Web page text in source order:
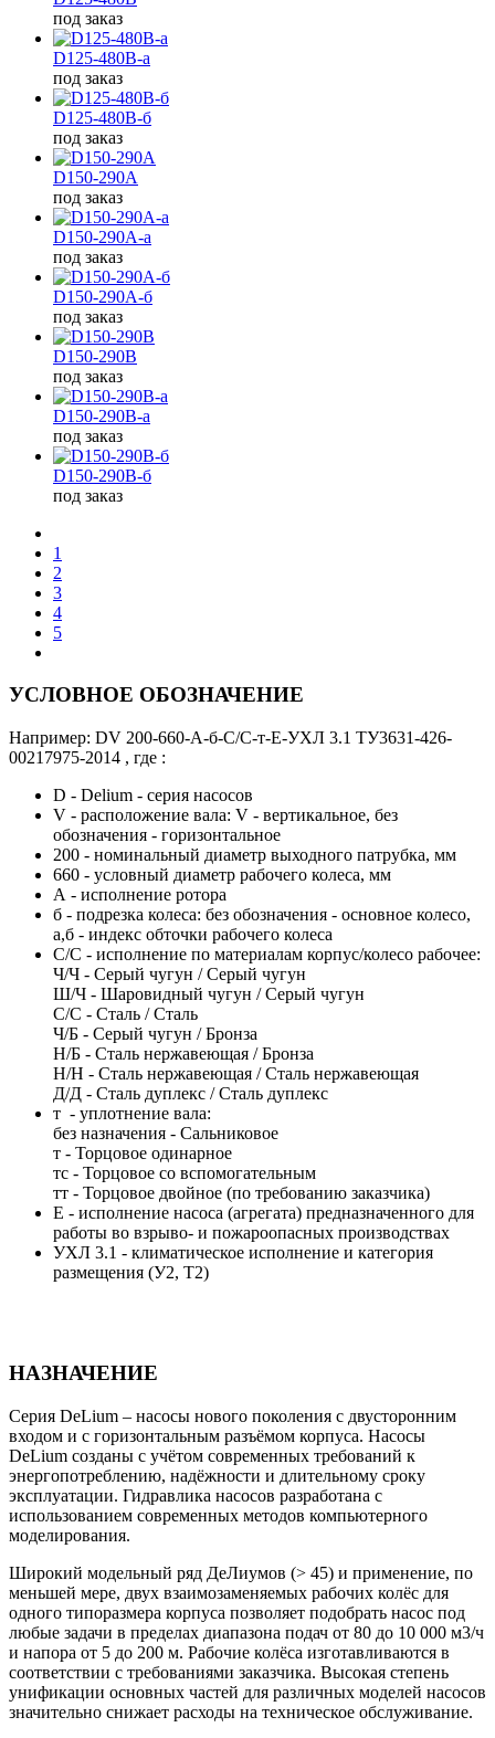
под заказ
D125-480B-а
под заказ
D125-480B-б
под заказ
D150-290A
под заказ
D150-290A-а
под заказ
D150-290A-б
под заказ
D150-290B
под заказ
D150-290B-а
под заказ
D150-290B-б
под заказ
1
2
3
4
5
УСЛОВНОЕ ОБОЗНАЧЕНИЕ
Например: DV 200-660-A-б-С/С-т-Е-УХЛ 3.1 ТУ3631-426-
00217975-2014 , где :
D - Delium - серия насосов
V - расположение вала: V - вертикальное, без
обозначения - горизонтальное
200 - номинальный диаметр выходного патрубка, мм
660 - условный диаметр рабочего колеса, мм
А - исполнение ротора
б - подрезка колеса: без обозначения - основное колесо,
а,б - индекс обточки рабочего колеса
С/С - исполнение по материалам корпус/колесо рабочее:
Ч/Ч - Серый чугун / Серый чугун
Ш/Ч - Шаровидный чугун / Серый чугун
С/С - Сталь / Сталь
Ч/Б - Серый чугун / Бронза
Н/Б - Сталь нержавеющая / Бронза
Н/Н - Сталь нержавеющая / Сталь нержавеющая
Д/Д - Сталь дуплекс / Сталь дуплекс
т - уплотнение вала:
без назначения - Cальниковое
т - Торцовое одинарное
тс - Торцовое со вспомогательным
тт - Торцовое двойное (по требованию заказчика)
Е - исполнение насоса (агрегата) предназначенного для
работы во взрыво- и пожароопасных производствах
УХЛ 3.1 - климатическое исполнение и категория
размещения (У2, Т2)
НАЗНАЧЕНИЕ
Серия DeLium – насосы нового поколения с двусторонним
входом и с горизонтальным разъёмом корпуса. Насосы
DeLium созданы с учётом современных требований к
энергопотреблению, надёжности и длительному сроку
эксплуатации. Гидравлика насосов разработана с
использованием современных методов компьютерного
моделирования.
Широкий модельный ряд ДеЛиумов (> 45) и применение, по
меньшей мере, двух взаимозаменяемых рабочих колёс для
одного типоразмера корпуса позволяет подобрать насос под
любые задачи в пределах диапазона подач от 80 до 10 000 м3/ч
и напора от 5 до 200 м. Рабочие колёса изготавливаются в
соответствии с требованиями заказчика. Высокая степень
унификации основных частей для различных моделей насосов
значительно снижает расходы на техническое обслуживание.